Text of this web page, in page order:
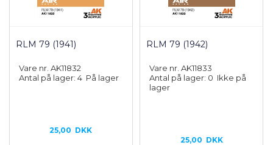
RLM 79 (1941)
Vare nr. AK11832
Antal på lager: 4 På lager
25,00 DKK
RLM 79 (1942)
Vare nr. AK11833
Antal på lager: 0 Ikke på
lager
25,00 DKK